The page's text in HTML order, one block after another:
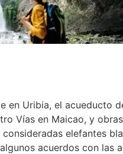
en Uribia, el acueducto
Vías en Maicao, y
elefantes
acuerdos con las